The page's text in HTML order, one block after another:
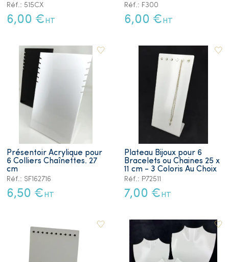
Réf.: 515CX
6,00 € HT
Réf.: F300
6,00 € HT
Présentoir Acrylique pour
6 Colliers Chaînettes. 27
cm
Réf.: SF162716
6,50 € HT
Plateau Bijoux pour 6
Bracelets ou Chaines 25 x
11 cm - 3 Coloris Au Choix
Réf.: P72511
7,00 € HT